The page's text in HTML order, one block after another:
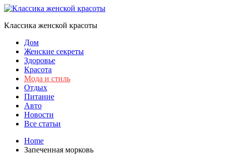
Skip
content
Классика женской красоты
Дом
Женские секреты
Здоровье
Красота
Мода и стиль
Отдых
Питание
Авто
Новости
Все статьи
Home
Запеченная морковь